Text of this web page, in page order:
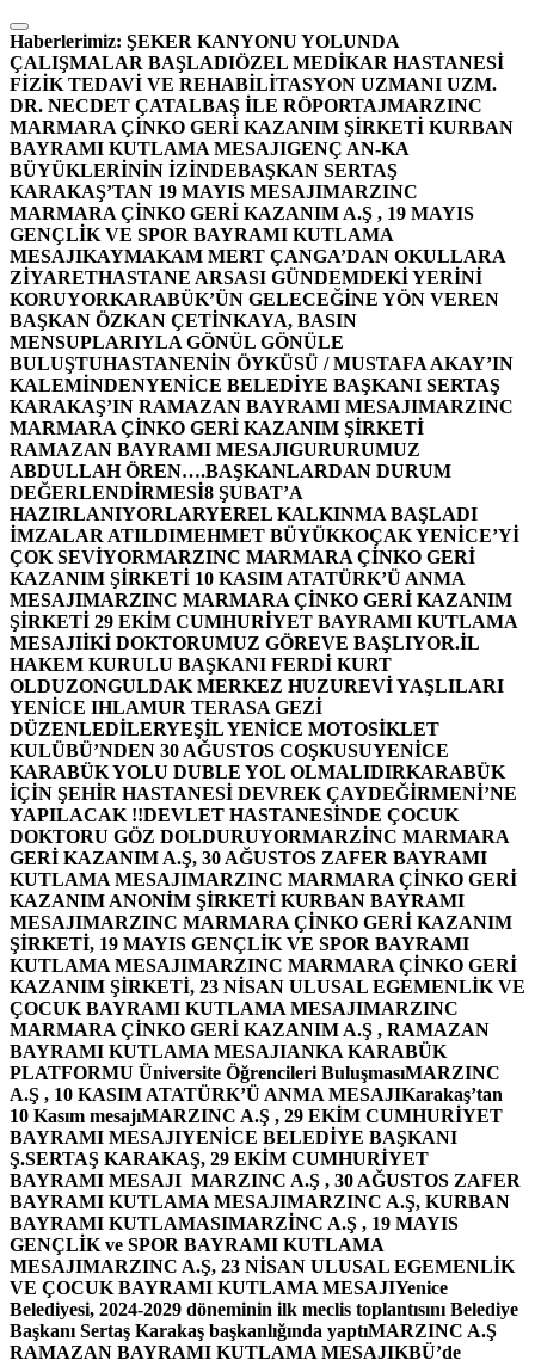
İçeriğe
atla
Haberlerimiz: ŞEKER KANYONU YOLUNDA
ÇALIŞMALAR BAŞLADIÖZEL MEDİKAR HASTANESİ
FİZİK TEDAVİ VE REHABİLİTASYON UZMANI UZM.
DR. NECDET ÇATALBAŞ İLE RÖPORTAJMARZINC
MARMARA ÇİNKO GERİ KAZANIM ŞİRKETİ KURBAN
BAYRAMI KUTLAMA MESAJIGENÇ AN-KA
BÜYÜKLERİNİN İZİNDEBAŞKAN SERTAŞ
KARAKAŞ’TAN 19 MAYIS MESAJIMARZINC
MARMARA ÇİNKO GERİ KAZANIM A.Ş , 19 MAYIS
GENÇLİK VE SPOR BAYRAMI KUTLAMA
MESAJIKAYMAKAM MERT ÇANGA’DAN OKULLARA
ZİYARETHASTANE ARSASI GÜNDEMDEKİ YERİNİ
KORUYORKARABÜK’ÜN GELECEĞİNE YÖN VEREN
BAŞKAN ÖZKAN ÇETİNKAYA, BASIN
MENSUPLARIYLA GÖNÜL GÖNÜLE
BULUŞTUHASTANENİN ÖYKÜSÜ / MUSTAFA AKAY’IN
KALEMİNDENYENİCE BELEDİYE BAŞKANI SERTAŞ
KARAKAŞ’IN RAMAZAN BAYRAMI MESAJIMARZINC
MARMARA ÇİNKO GERİ KAZANIM ŞİRKETİ
RAMAZAN BAYRAMI MESAJIGURURUMUZ
ABDULLAH ÖREN….BAŞKANLARDAN DURUM
DEĞERLENDİRMESİ8 ŞUBAT’A
HAZIRLANIYORLARYEREL KALKINMA BAŞLADI
İMZALAR ATILDIMEHMET BÜYÜKKOÇAK YENİCE’Yİ
ÇOK SEVİYORMARZINC MARMARA ÇİNKO GERİ
KAZANIM ŞİRKETİ 10 KASIM ATATÜRK’Ü ANMA
MESAJIMARZINC MARMARA ÇİNKO GERİ KAZANIM
ŞİRKETİ 29 EKİM CUMHURİYET BAYRAMI KUTLAMA
MESAJIİKİ DOKTORUMUZ GÖREVE BAŞLIYOR.İL
HAKEM KURULU BAŞKANI FERDİ KURT
OLDUZONGULDAK MERKEZ HUZUREVİ YAŞLILARI
YENİCE IHLAMUR TERASA GEZİ
DÜZENLEDİLERYEŞİL YENİCE MOTOSİKLET
KULÜBÜ’NDEN 30 AĞUSTOS COŞKUSUYENİCE
KARABÜK YOLU DUBLE YOL OLMALIDIRKARABÜK
İÇİN ŞEHİR HASTANESİ DEVREK ÇAYDEĞİRMENİ’NE
YAPILACAK !!DEVLET HASTANESİNDE ÇOCUK
DOKTORU GÖZ DOLDURUYORMARZİNC MARMARA
GERİ KAZANIM A.Ş, 30 AĞUSTOS ZAFER BAYRAMI
KUTLAMA MESAJIMARZINC MARMARA ÇİNKO GERİ
KAZANIM ANONİM ŞİRKETİ KURBAN BAYRAMI
MESAJIMARZINC MARMARA ÇİNKO GERİ KAZANIM
ŞİRKETİ, 19 MAYIS GENÇLİK VE SPOR BAYRAMI
KUTLAMA MESAJIMARZINC MARMARA ÇİNKO GERİ
KAZANIM ŞİRKETİ, 23 NİSAN ULUSAL EGEMENLİK VE
ÇOCUK BAYRAMI KUTLAMA MESAJIMARZINC
MARMARA ÇİNKO GERİ KAZANIM A.Ş , RAMAZAN
BAYRAMI KUTLAMA MESAJIANKA KARABÜK
PLATFORMU Üniversite Öğrencileri BuluşmasıMARZINC
A.Ş , 10 KASIM ATATÜRK’Ü ANMA MESAJIKarakaş’tan
10 Kasım mesajıMARZINC A.Ş , 29 EKİM CUMHURİYET
BAYRAMI MESAJIYENİCE BELEDİYE BAŞKANI
Ş.SERTAŞ KARAKAŞ, 29 EKİM CUMHURİYET
BAYRAMI MESAJI MARZINC A.Ş , 30 AĞUSTOS ZAFER
BAYRAMI KUTLAMA MESAJIMARZINC A.Ş, KURBAN
BAYRAMI KUTLAMASIMARZİNC A.Ş , 19 MAYIS
GENÇLİK ve SPOR BAYRAMI KUTLAMA
MESAJIMARZINC A.Ş, 23 NİSAN ULUSAL EGEMENLİK
VE ÇOCUK BAYRAMI KUTLAMA MESAJIYenice
Belediyesi, 2024-2029 döneminin ilk meclis toplantısını Belediye
Başkanı Sertaş Karakaş başkanlığında yaptıMARZINC A.Ş
RAMAZAN BAYRAMI KUTLAMA MESAJIKBÜ’de